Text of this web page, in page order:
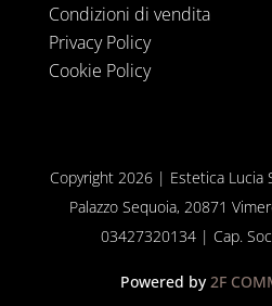
Condizioni di vendita
Privacy Policy
Cookie Policy
Copyright 2026 | Estetica Lucia
Palazzo Sequoia, 20871
03427320134 | Cap.
Powered by2F